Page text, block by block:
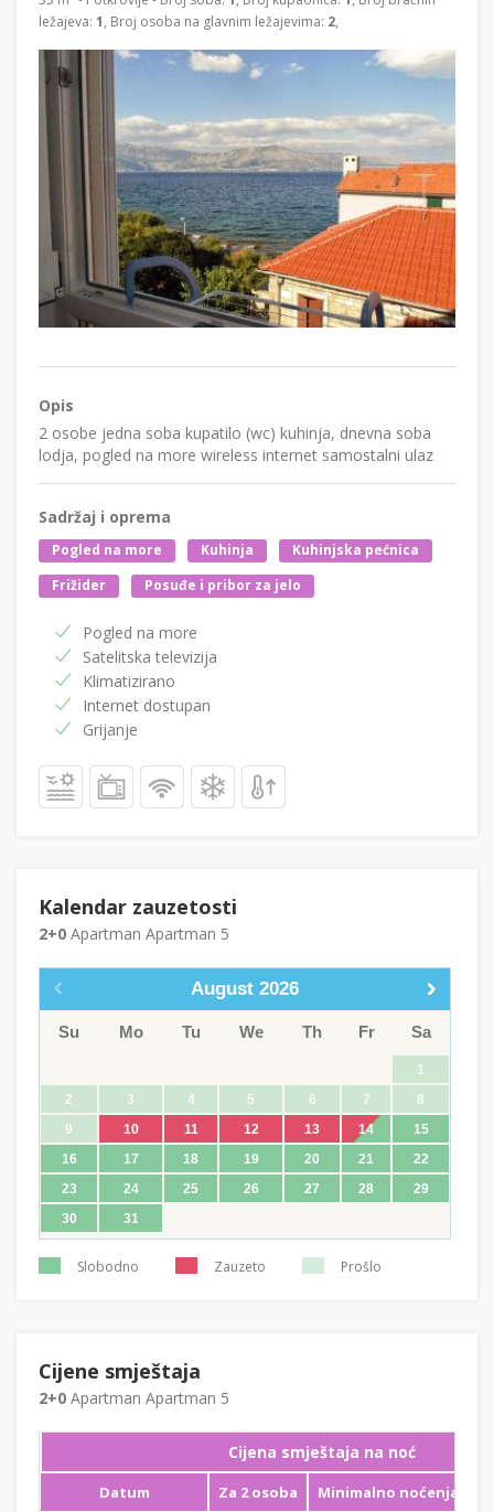
ležajeva: 1, Broj osoba na glavnim ležajevima: 2,
Opis
2 osobe jedna soba kupatilo (wc) kuhinja, dnevna soba
lodja, pogled na more wireless internet samostalni ulaz
Sadržaj i oprema
Pogled na more Kuhinja
Kuhinjska pećnica
Frižider
Posuđe i pribor za jelo
Pogled na more
Satelitska televizija
Klimatizirano
Internet dostupan
Grijanje
Kalendar zauzetosti
2+0 Apartman Apartman 5
August 2026
Su Mo Tu We Th Fr Sa
1
2
3 4 5 6 7
8
9
10 11 12 13 14
15
16
17 18 19 20 21
22
23
24 25 26 27 28
29
30
31
Slobodno Zauzeto Prošlo
Cijene smještaja
2+0 Apartman Apartman 5
Cijena smještaja na noć
Datum Za 2 osoba
Minimalno noćenja